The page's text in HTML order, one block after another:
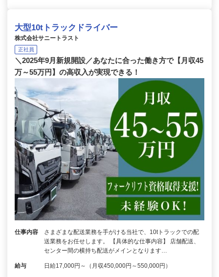
大型10tトラックドライバー
株式会社サニートラスト
正社員
＼2025年9月新規開設／あなたに合った働き方で【月収45
万～55万円】の高収入が実現できる！
仕事内容
さまざまな配送業務を手がける当社で、10tトラックでの配
送業務をお任せします。 【具体的な仕事内容】 店舗配送、
センター間の横持ち配送がメインとなります…
給与 日給17,000円～（月収450,000円～550,000円）